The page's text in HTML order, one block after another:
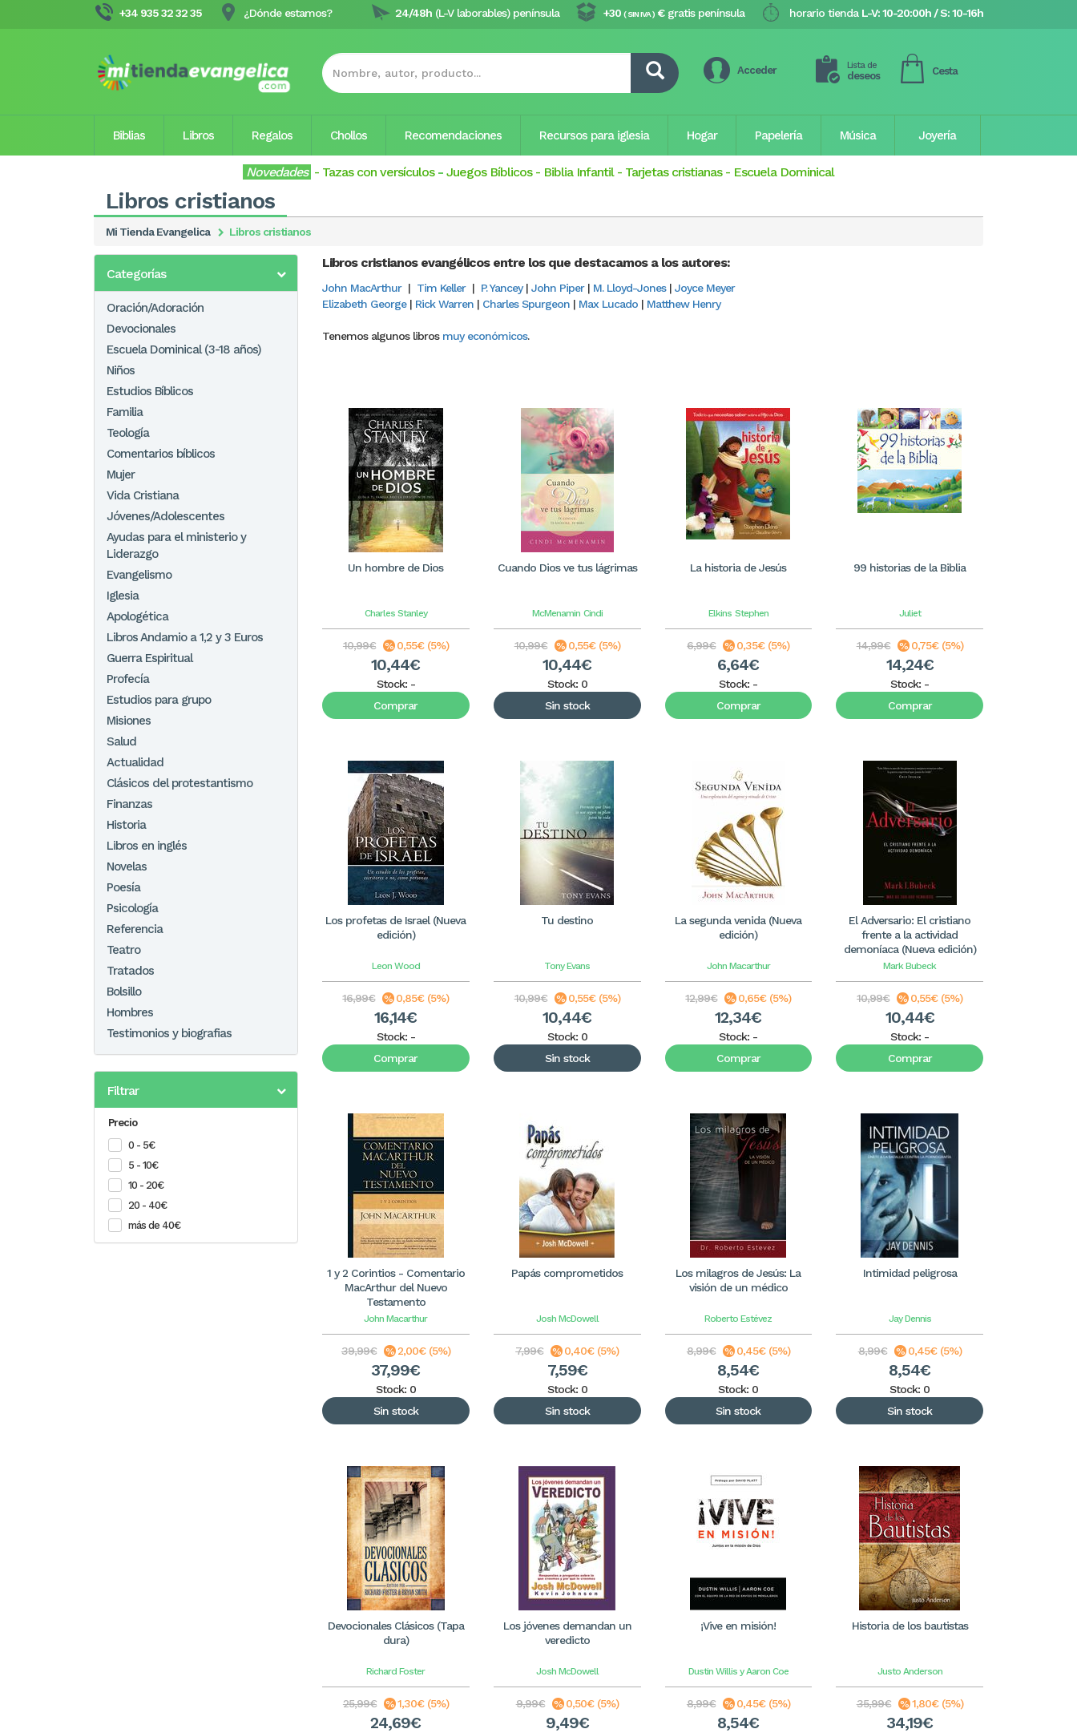
+34 935 32 32 35 ¿Dónde estamos? horario tienda L-V: 10-20:00h / S: 10-16h
+30 ( SIN IVA ) €gratis península
24/48h (L-V laborables) península
Acceder Lista de
deseos Cesta
Biblias Libros Regalos Chollos Recomendaciones Recursos para iglesia Hogar Papelería Música Joyería
Novedades - Tazas con versículos- Juegos Bíblicos- Biblia Infantil- Tarjetas cristianas - Escuela Dominical
Libros cristianos
Mi Tienda Evangelica Libros cristianos
Categorías
Oración/Adoración
Devocionales
Escuela Dominical (3-18 años)
Niños
Estudios Bíblicos
Familia
Teología
Comentarios bíblicos
Mujer
Vida Cristiana
Jóvenes/Adolescentes
Ayudas para el ministerio y
Liderazgo
Evangelismo
Iglesia
Apologética
Libros Andamio a 1,2 y 3 Euros
Guerra Espiritual
Profecía
Estudios para grupo
Misiones
Salud
Actualidad
Clásicos del protestantismo
Finanzas
Historia
Libros en inglés
Novelas
Poesía
Psicología
Referencia
Teatro
Tratados
Bolsillo
Hombres
Testimonios y biografias
Filtrar
Precio
0 - 5€
5 - 10€
10 - 20€
20 - 40€
más de 40€
Libros cristianos evangélicos entre los que destacamos a los autores:
John MacArthur| Tim Keller| P. Yancey| John Piper| M. Lloyd-Jones| Joyce Meyer
Elizabeth George| Rick Warren | Charles Spurgeon | Max Lucado | Matthew Henry
Tenemos algunos libros muy económicos.
Un hombre de Dios
Charles Stanley
10,99€ 0,55€ (5%)
10,44€
Stock: -
Comprar
Cuando Dios ve tus lágrimas
McMenamin Cindi
10,99€ 0,55€ (5%)
10,44€
Stock: 0
Sin stock
La historia de Jesús
Elkins Stephen
6,99€ 0,35€ (5%)
6,64€
Stock: -
Comprar
99 historias de la Biblia
Juliet
14,99€ 0,75€ (5%)
14,24€
Stock: -
Comprar
Los profetas de Israel (Nueva
edición)
Leon Wood
16,99€ 0,85€ (5%)
16,14€
Stock: -
Comprar
Tu destino
Tony Evans
10,99€ 0,55€ (5%)
10,44€
Stock: 0
Sin stock
La segunda venida (Nueva
edición)
John Macarthur
12,99€ 0,65€ (5%)
12,34€
Stock: -
Comprar
El Adversario: El cristiano
frente a la actividad
demoníaca (Nueva edición)
Mark Bubeck
10,99€ 0,55€ (5%)
10,44€
Stock: -
Comprar
1 y 2 Corintios - Comentario
MacArthur del Nuevo
Testamento
John Macarthur
39,99€ 2,00€ (5%)
37,99€
Stock: 0
Sin stock
Papás comprometidos
Josh McDowell
7,99€ 0,40€ (5%)
7,59€
Stock: 0
Sin stock
Los milagros de Jesús: La
visión de un médico
Roberto Estévez
8,99€ 0,45€ (5%)
8,54€
Stock: 0
Sin stock
Intimidad peligrosa
Jay Dennis
8,99€ 0,45€ (5%)
8,54€
Stock: 0
Sin stock
Devocionales Clásicos (Tapa
dura)
Richard Foster
25,99€ 1,30€ (5%)
24,69€
Los jóvenes demandan un
veredicto
Josh McDowell
9,99€ 0,50€ (5%)
9,49€
¡Vive en misión!
Dustin Willis y Aaron Coe
8,99€ 0,45€ (5%)
8,54€
Historia de los bautistas
Justo Anderson
35,99€ 1,80€ (5%)
34,19€